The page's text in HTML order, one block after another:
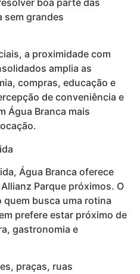
sem grandes
a proximidade com
amplia as
compras, educação e
de conveniência e
Água Branca mais
Água Branca oferece
Parque próximos. O
busca uma rotina
prefere estar próximo de
gastronomia e
praças, ruas